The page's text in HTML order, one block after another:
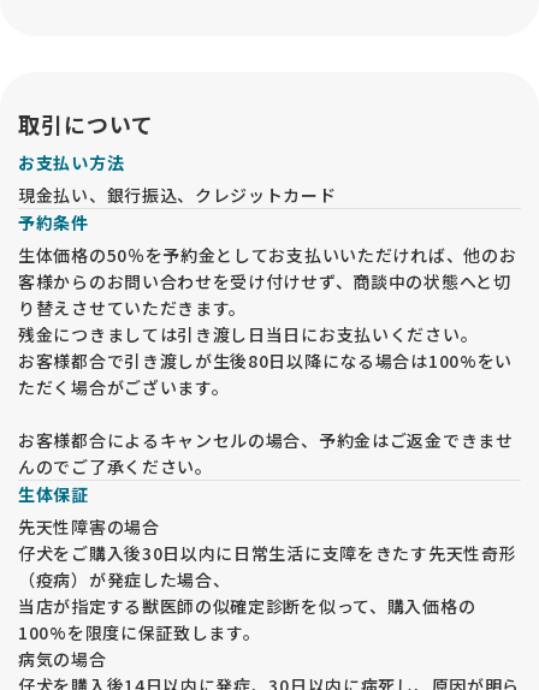
取引について
お支払い方法
現金払い、銀行振込、クレジットカード
予約条件
生体価格の50％を予約金としてお支払いいただければ、他のお
客様からのお問い合わせを受け付けせず、商談中の状態へと切
り替えさせていただきます。
残金につきましては引き渡し日当日にお支払いください。
お客様都合で引き渡しが生後80日以降になる場合は100%をい
ただく場合がございます。
お客様都合によるキャンセルの場合、予約金はご返金できませ
んのでご了承ください。
生体保証
先天性障害の場合
仔犬をご購入後30日以内に日常生活に支障をきたす先天性奇形
（疫病）が発症した場合、
当店が指定する獣医師の似確定診断を似って、購入価格の
100%を限度に保証致します。
病気の場合
仔犬を購入後14日以内に発症、30日以内に病死し、原因が明ら